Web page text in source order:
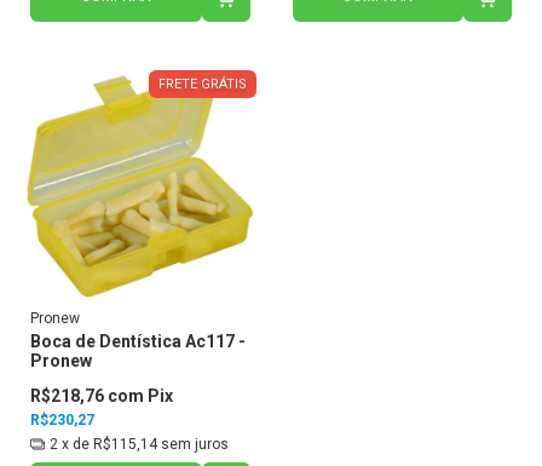
FRETE GRÁTIS
Pronew
Boca de Dentística Ac117 -
Pronew
R$230,27
R$218,76 com Pix
2 x de R$115,14 sem juros